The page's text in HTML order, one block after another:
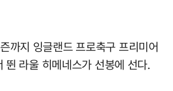
까지 잉글랜드 프로축구 프리미어
뛴 라울 히메네스가 선봉에 선다.